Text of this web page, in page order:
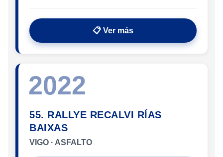
📋 Ver más
2022
55. RALLYE RECALVI RÍAS
BAIXAS
VIGO · ASFALTO